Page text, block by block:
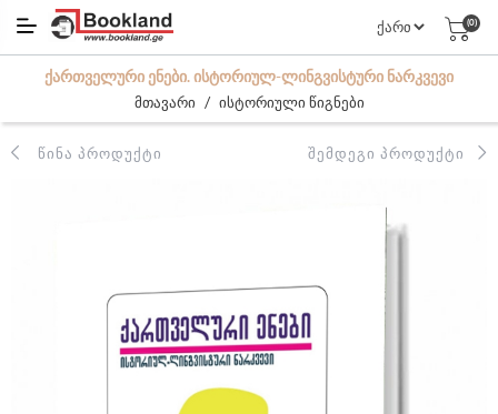
(0)
ᲥᲐᲠᲗᲕᲔᲚᲣᲠᲘ ᲔᲜᲔᲑᲘ. ᲘᲡᲢᲝᲠᲘᲣᲚ-ᲚᲘᲜᲒᲕᲘᲡᲢᲣᲠᲘ ᲜᲐᲠᲙᲕᲔᲕᲘ
მთავარი / ისტორიული წიგნები
ᲬᲘᲜᲐ ᲞᲠᲝᲓᲣᲥᲢᲘ ᲨᲔᲛᲓᲔᲒᲘ ᲞᲠᲝᲓᲣᲥᲢᲘ